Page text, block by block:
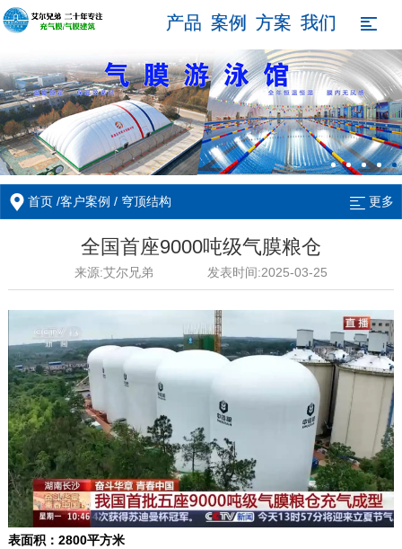
产品 案例 方案 我们 
首页 /客户案例 / 穹顶结构 更多
全国首座9000吨级气膜粮仓
来源:艾尔兄弟 发表时间:2025-03-25
表面积：2800平方米